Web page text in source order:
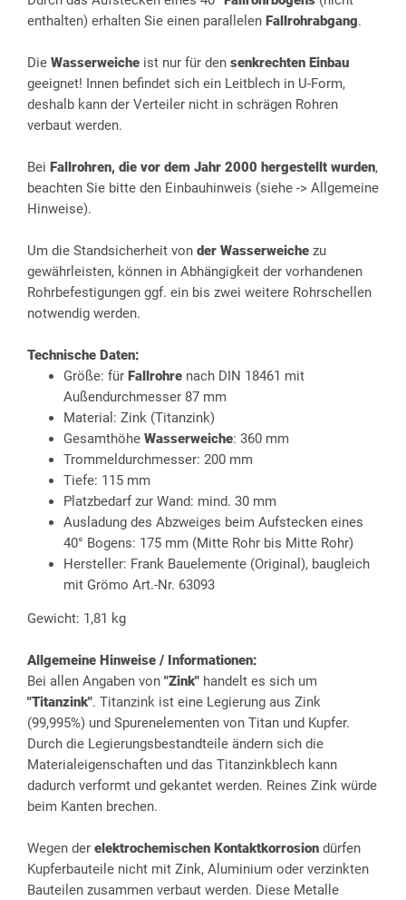
enthalten) erhalten Sie einen parallelen Fallrohrabgang.
Die Wasserweiche ist nur für den senkrechten Einbau
geeignet! Innen befindet sich ein Leitblech in U-Form,
deshalb kann der Verteiler nicht in schrägen Rohren
verbaut werden.
Bei Fallrohren, die vor dem Jahr 2000 hergestellt wurden,
beachten Sie bitte den Einbauhinweis (siehe -> Allgemeine
Hinweise).
Um die Standsicherheit von der Wasserweiche zu
gewährleisten, können in Abhängigkeit der vorhandenen
Rohrbefestigungen ggf. ein bis zwei weitere Rohrschellen
notwendig werden.
Technische Daten:
Größe: für Fallrohre nach DIN 18461 mit
Außendurchmesser 87 mm
Material: Zink (Titanzink)
Gesamthöhe Wasserweiche: 360 mm
Trommeldurchmesser: 200 mm
Tiefe: 115 mm
Platzbedarf zur Wand: mind. 30 mm
Ausladung des Abzweiges beim Aufstecken eines
40° Bogens: 175 mm (Mitte Rohr bis Mitte Rohr)
Hersteller: Frank Bauelemente (Original), baugleich
mit Grömo Art.-Nr. 63093
Gewicht: 1,81 kg
Allgemeine Hinweise / Informationen:
Bei allen Angaben von "Zink" handelt es sich um
"Titanzink". Titanzink ist eine Legierung aus Zink
(99,995%) und Spurenelementen von Titan und Kupfer.
Durch die Legierungsbestandteile ändern sich die
Materialeigenschaften und das Titanzinkblech kann
dadurch verformt und gekantet werden. Reines Zink würde
beim Kanten brechen.
Wegen der elektrochemischen Kontaktkorrosion dürfen
Kupferbauteile nicht mit Zink, Aluminium oder verzinkten
Bauteilen zusammen verbaut werden. Diese Metalle